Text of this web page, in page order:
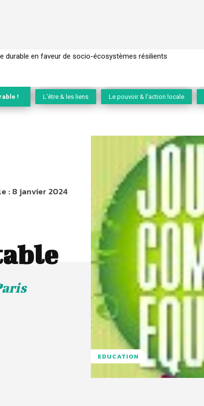
un modèle économique régénératif du vivant …
! L'être & les liens Le pouvoir & l'action locale
:8 janvier 2024
EDUCATION